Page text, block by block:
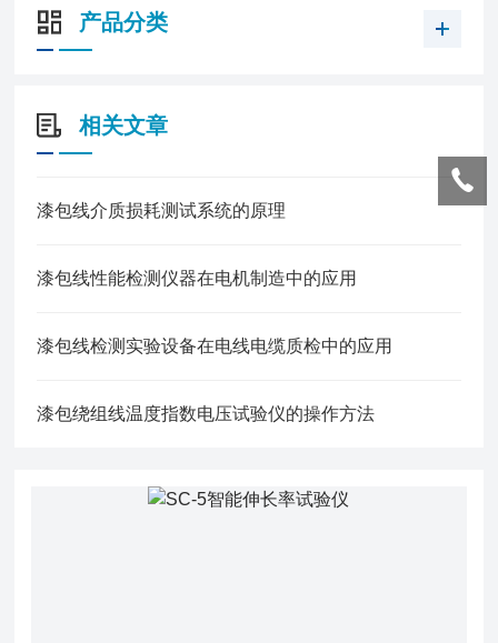
产品分类
相关文章
漆包线介质损耗测试系统的原理
漆包线性能检测仪器在电机制造中的应用
漆包线检测实验设备在电线电缆质检中的应用
漆包绕组线温度指数电压试验仪的操作方法